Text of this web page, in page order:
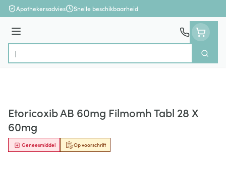
Ga naar de inhoud
Apothekersadvies Snelle beschikbaarheid
Menu
Product, merk, categorie...
Zoek
Etoricoxib AB 60mg Filmomh Tabl 28 X
60mg
Op voorschrift
Geneesmiddel